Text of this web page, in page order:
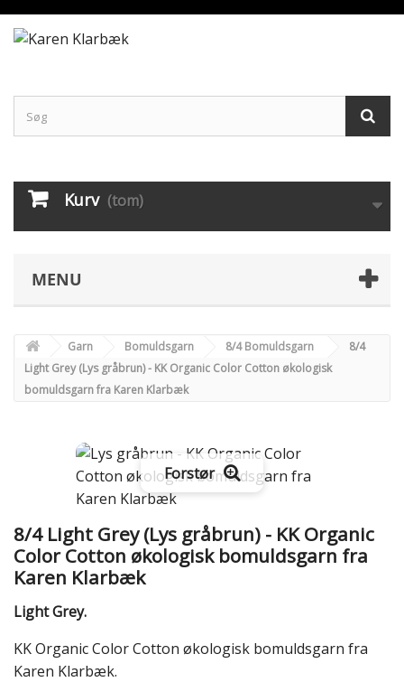
Kurv (tom)
MENU
Garn Bomuldsgarn 8/4 Bomuldsgarn
8/4
Light Grey (Lys gråbrun) - KK Organic Color Cotton økologisk
bomuldsgarn fra Karen Klarbæk
Forstør
8/4 Light Grey (Lys gråbrun) - KK Organic
Color Cotton økologisk bomuldsgarn fra
Karen Klarbæk
Light Grey.
KK Organic Color Cotton økologisk bomuldsgarn fra
Karen Klarbæk.